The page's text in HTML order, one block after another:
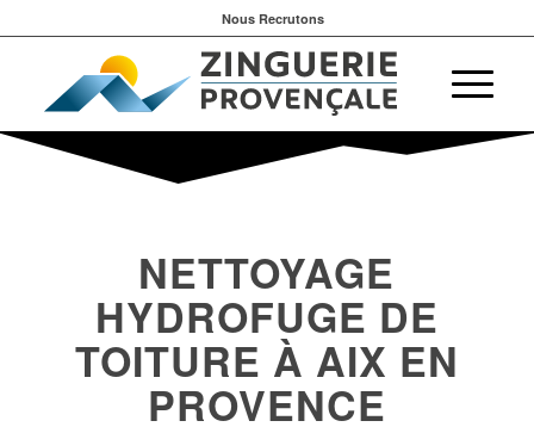
Nous Recrutons
NETTOYAGE
HYDROFUGE DE
TOITURE À AIX EN
PROVENCE